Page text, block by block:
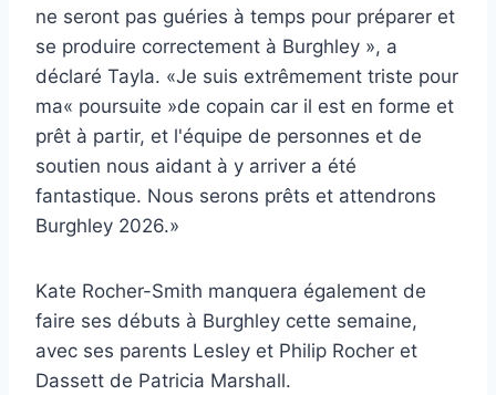
ne seront pas guéries à temps pour préparer et
se produire correctement à Burghley », a
déclaré Tayla. «Je suis extrêmement triste pour
ma« poursuite »de copain car il est en forme et
prêt à partir, et l'équipe de personnes et de
soutien nous aidant à y arriver a été
fantastique. Nous serons prêts et attendrons
Burghley 2026.»
Kate Rocher-Smith manquera également de
faire ses débuts à Burghley cette semaine,
avec ses parents Lesley et Philip Rocher et
Dassett de Patricia Marshall.